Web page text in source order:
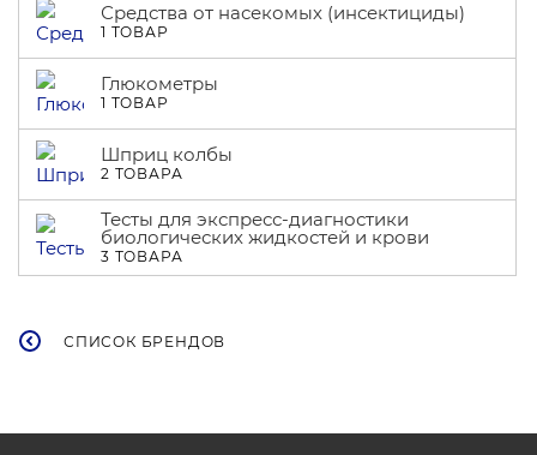
Средства от насекомых (инсектициды)
1 ТОВАР
Глюкометры
1 ТОВАР
Шприц колбы
2 ТОВАРА
Тесты для экспресс-диагностики
биологических жидкостей и крови
3 ТОВАРА
СПИСОК БРЕНДОВ